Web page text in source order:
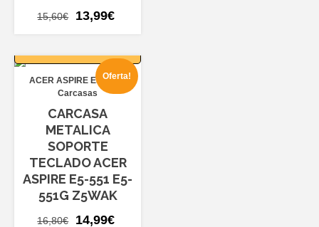
15,60€
El
era:
15,60€.
13,99€
es:
13,99€.
Oferta!
ACER ASPIRE E5-551
Carcasas
CARCASA
METALICA
SOPORTE
TECLADO ACER
ASPIRE E5-551 E5-
551G Z5WAK
16,80€
El
14,99€